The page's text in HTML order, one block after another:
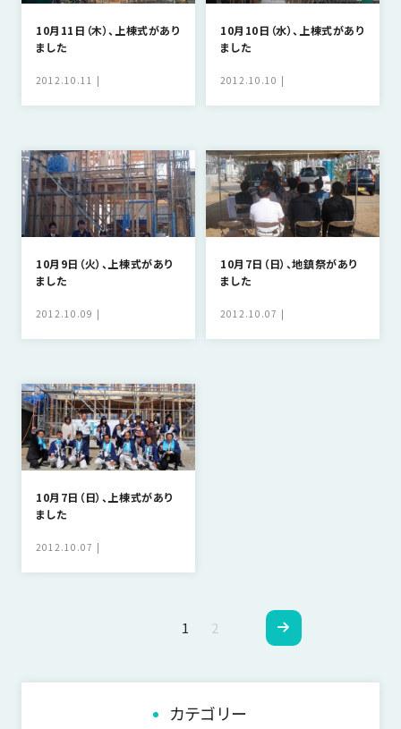
10月11日（木）、上棟式があり
ました
2012.10.11
10月10日（水）、上棟式があり
ました
2012.10.10
10月9日（火）、上棟式があり
ました
2012.10.09
10月7日（日）、地鎮祭があり
ました
2012.10.07
10月7日（日）、上棟式があり
ました
2012.10.07
1 2
カテゴリー